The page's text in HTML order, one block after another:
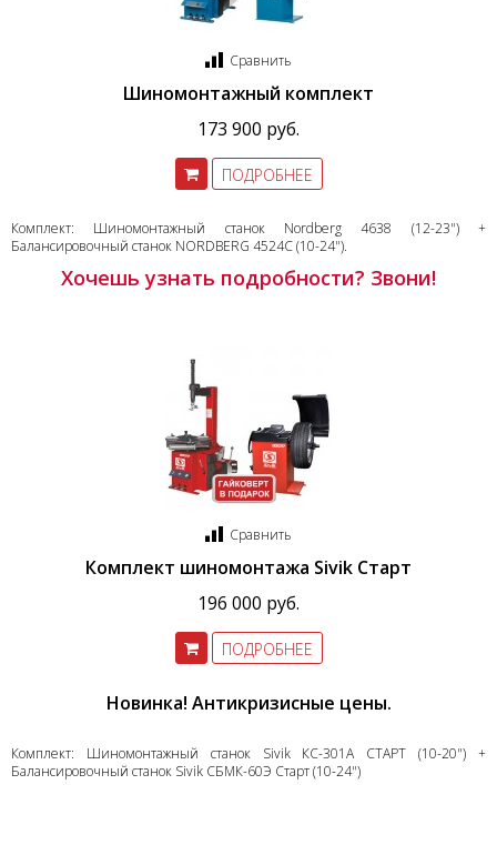
Сравнить
Шиномонтажный комплект
173 900 руб.
ПОДРОБНЕЕ
Комплект: Шиномонтажный станок Nordberg 4638 (12-23") +
Балансировочный станок NORDBERG 4524C (10-24").
Хочешь узнать подробности? Звони!
Сравнить
Комплект шиномонтажа Sivik Старт
196 000 руб.
ПОДРОБНЕЕ
Новинка! Антикризисные цены.
Комплект: Шиномонтажный станок Sivik КС-301А СТАРТ (10-20") +
Балансировочный станок Sivik СБМК-60Э Старт (10-24")